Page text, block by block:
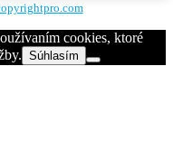
cookies, ktoré
Súhlasím